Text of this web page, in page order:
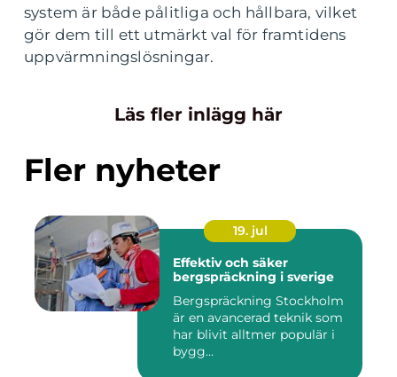
system är både pålitliga och hållbara, vilket
gör dem till ett utmärkt val för framtidens
uppvärmningslösningar.
Läs fler inlägg här
Fler nyheter
19. jul
Effektiv och säker
bergspräckning i sverige
Bergspräckning Stockholm
är en avancerad teknik som
har blivit alltmer populär i
bygg...